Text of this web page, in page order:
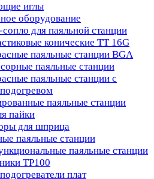
иглы
оборудование
для паяльной станции
конические TT 16G
паяльные станции BGA
паяльные станции
паяльные станции с
паяльные станции
пайки
для шприца
паяльные станции
паяльные станции
TP100
плат